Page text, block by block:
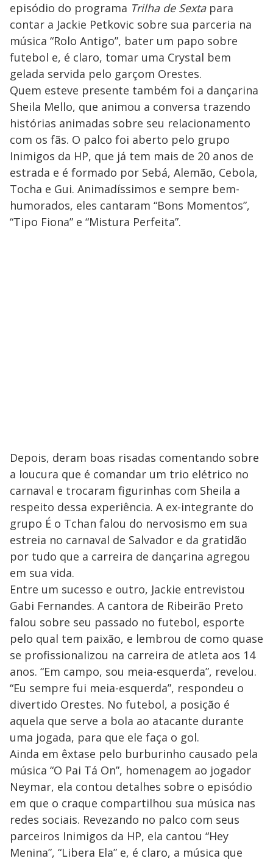
episódio do programa Trilha de Sextapara
contar a Jackie Petkovic sobre sua parceria na
música “Rolo Antigo”, bater um papo sobre
futebol e, é claro, tomar uma Crystal bem
gelada servida pelo garçom Orestes.
Quem esteve presente também foi a dançarina
Sheila Mello, que animou a conversa trazendo
histórias animadas sobre seu relacionamento
com os fãs. O palco foi aberto pelo grupo
Inimigos da HP, que já tem mais de 20 anos de
estrada e é formado por Sebá, Alemão, Cebola,
Tocha e Gui. Animadíssimos e sempre bem-
humorados, eles cantaram “Bons Momentos”,
“Tipo Fiona” e “Mistura Perfeita”.
Depois, deram boas risadas comentando sobre
a loucura que é comandar um trio elétrico no
carnaval e trocaram figurinhas com Sheila a
respeito dessa experiência. A ex-integrante do
grupo É o Tchan falou do nervosismo em sua
estreia no carnaval de Salvador e da gratidão
por tudo que a carreira de dançarina agregou
em sua vida.
Entre um sucesso e outro, Jackie entrevistou
Gabi Fernandes. A cantora de Ribeirão Preto
falou sobre seu passado no futebol, esporte
pelo qual tem paixão, e lembrou de como quase
se profissionalizou na carreira de atleta aos 14
anos. “Em campo, sou meia-esquerda”, revelou.
“Eu sempre fui meia-esquerda”, respondeu o
divertido Orestes. No futebol, a posição é
aquela que serve a bola ao atacante durante
uma jogada, para que ele faça o gol.
Ainda em êxtase pelo burburinho causado pela
música “O Pai Tá On”, homenagem ao jogador
Neymar, ela contou detalhes sobre o episódio
em que o craque compartilhou sua música nas
redes sociais. Revezando no palco com seus
parceiros Inimigos da HP, ela cantou “Hey
Menina”, “Libera Ela” e, é claro, a música que